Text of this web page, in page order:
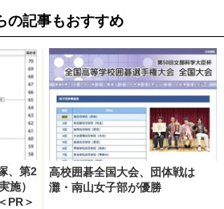
の記事もおすすめ
、第2
施）
PR＞
高校囲碁全国大会、団体戦は
灘・南山女子部が優勝